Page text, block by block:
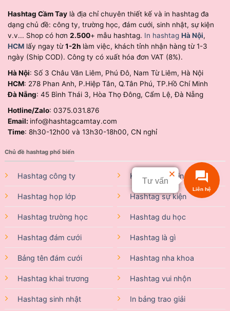
Hashtag Cầm Tay là địa chỉ chuyên thiết kế và in hashtag đa
dạng chủ đề: công ty, trường học, đám cưới, sinh nhật, sự kiện
v.v... Shop có hơn 2.500+ mẫu hashtag. In hashtag Hà Nội,
HCM lấy ngay từ1-2h làm việc, khách tỉnh nhận hàng từ 1-3
ngày (Ship COD). Công ty có xuất hóa đơn VAT (8%).
Hà Nội: Số 3 Châu Văn Liêm, Phú Đô, Nam Từ Liêm, Hà Nội
HCM: 278 Phan Anh, P.Hiệp Tân, Q.Tân Phú, TP.Hồ Chí Minh
Đà Nẵng: 45 Bình Thái 3, Hòa Thọ Đông, Cẩm Lệ, Đà Nẵng
Hotline/Zalo: 0375.031.876
Email: info@hashtagcamtay.com
Time: 8h30-12h00 và 13h30-18h00, CN nghỉ
Chủ đề hashtag phổ biến
Hashtag công ty
Hashtag họp lớp
Hashtag trường học
Hashtag đám cưới
Bảng tên đám cưới
Hashtag khai trương
Hashtag sinh nhật
Khung Check in
Hashtag sự kiện
Hashtag du học
Hashtag là gì
Hashtag nha khoa
Hashtag vui nhộn
In bảng trao giải
Tư vấn